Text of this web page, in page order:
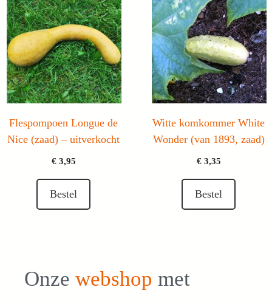
Flespompoen Longue de
Nice (zaad) – uitverkocht
€3,95
Bestel
Witte komkommer White
Wonder (van 1893, zaad)
€3,35
Bestel
Onze webshop met